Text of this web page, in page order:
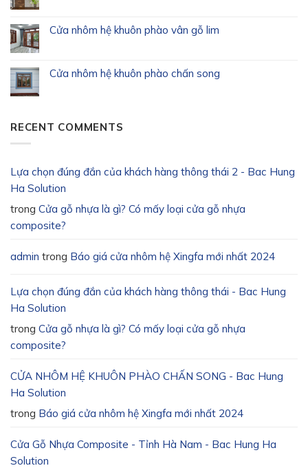
Cửa nhôm hệ khuôn phào vân gỗ lim
Cửa nhôm hệ khuôn phào chấn song
RECENT COMMENTS
Lựa chọn đúng đắn của khách hàng thông thái 2 - Bac Hung
Ha Solution
trong Cửa gỗ nhựa là gì? Có mấy loại cửa gỗ nhựa
composite?
admin trong Báo giá cửa nhôm hệ Xingfa mới nhất 2024
Lựa chọn đúng đắn của khách hàng thông thái - Bac Hung
Ha Solution
trong Cửa gỗ nhựa là gì? Có mấy loại cửa gỗ nhựa
composite?
CỬA NHÔM HỆ KHUÔN PHÀO CHẤN SONG - Bac Hung
Ha Solution
trong Báo giá cửa nhôm hệ Xingfa mới nhất 2024
Cửa Gỗ Nhựa Composite - Tỉnh Hà Nam - Bac Hung Ha
Solution